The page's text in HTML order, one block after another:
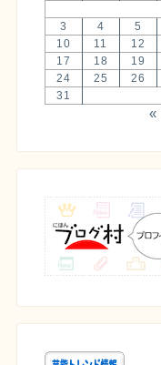
3
4 5
10
11 12
17
18 19
24
25 26
31
«